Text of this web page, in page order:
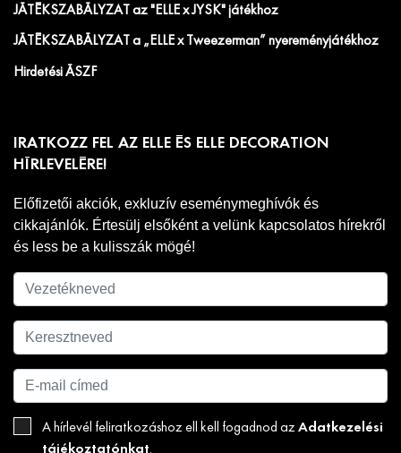
JÁTÉKSZABÁLYZAT az "ELLE x JYSK" játékhoz
JÁTÉKSZABÁLYZAT a „ELLE x Tweezerman” nyereményjátékhoz
Hirdetési ÁSZF
IRATKOZZ FEL AZ ELLE ÉS ELLE DECORATION
HÍRLEVELÉRE!
Előfizetői akciók, exkluzív eseménymeghívók és
cikkajánlók. Értesülj elsőként a velünk kapcsolatos hírekről
és less be a kulisszák mögé!
A hírlevél feliratkozáshoz ell kell fogadnod az Adatkezelési
tájékoztatónkat.